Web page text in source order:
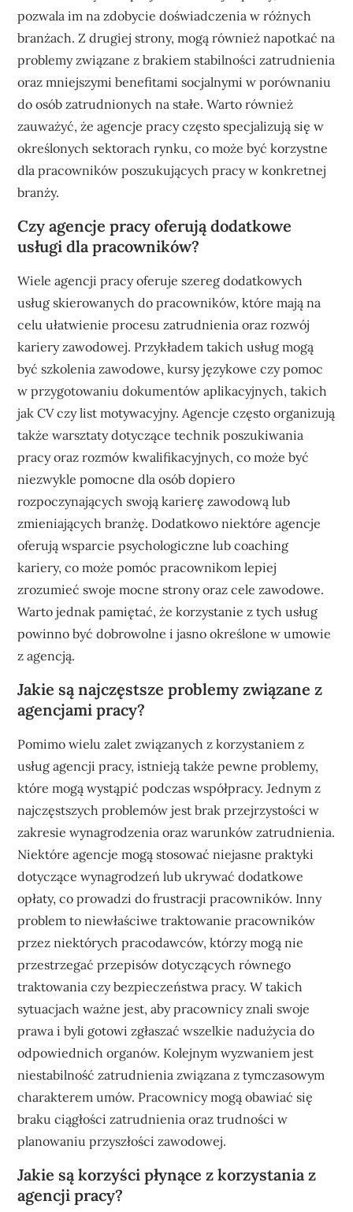
pozwala im na zdobycie doświadczenia w różnych
branżach. Z drugiej strony, mogą również napotkać na
problemy związane z brakiem stabilności zatrudnienia
oraz mniejszymi benefitami socjalnymi w porównaniu
do osób zatrudnionych na stałe. Warto również
zauważyć, że agencje pracy często specjalizują się w
określonych sektorach rynku, co może być korzystne
dla pracowników poszukujących pracy w konkretnej
branży.
Czy agencje pracy oferują dodatkowe
usługi dla pracowników?
Wiele agencji pracy oferuje szereg dodatkowych
usług skierowanych do pracowników, które mają na
celu ułatwienie procesu zatrudnienia oraz rozwój
kariery zawodowej. Przykładem takich usług mogą
być szkolenia zawodowe, kursy językowe czy pomoc
w przygotowaniu dokumentów aplikacyjnych, takich
jak CV czy list motywacyjny. Agencje często organizują
także warsztaty dotyczące technik poszukiwania
pracy oraz rozmów kwalifikacyjnych, co może być
niezwykle pomocne dla osób dopiero
rozpoczynających swoją karierę zawodową lub
zmieniających branżę. Dodatkowo niektóre agencje
oferują wsparcie psychologiczne lub coaching
kariery, co może pomóc pracownikom lepiej
zrozumieć swoje mocne strony oraz cele zawodowe.
Warto jednak pamiętać, że korzystanie z tych usług
powinno być dobrowolne i jasno określone w umowie
z agencją.
Jakie są najczęstsze problemy związane z
agencjami pracy?
Pomimo wielu zalet związanych z korzystaniem z
usług agencji pracy, istnieją także pewne problemy,
które mogą wystąpić podczas współpracy. Jednym z
najczęstszych problemów jest brak przejrzystości w
zakresie wynagrodzenia oraz warunków zatrudnienia.
Niektóre agencje mogą stosować niejasne praktyki
dotyczące wynagrodzeń lub ukrywać dodatkowe
opłaty, co prowadzi do frustracji pracowników. Inny
problem to niewłaściwe traktowanie pracowników
przez niektórych pracodawców, którzy mogą nie
przestrzegać przepisów dotyczących równego
traktowania czy bezpieczeństwa pracy. W takich
sytuacjach ważne jest, aby pracownicy znali swoje
prawa i byli gotowi zgłaszać wszelkie nadużycia do
odpowiednich organów. Kolejnym wyzwaniem jest
niestabilność zatrudnienia związana z tymczasowym
charakterem umów. Pracownicy mogą obawiać się
braku ciągłości zatrudnienia oraz trudności w
planowaniu przyszłości zawodowej.
Jakie są korzyści płynące z korzystania z
agencji pracy?